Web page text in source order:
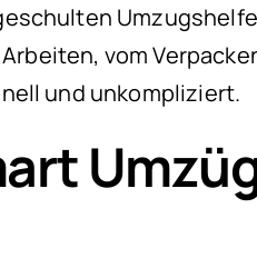
vom
und unkompliziert.